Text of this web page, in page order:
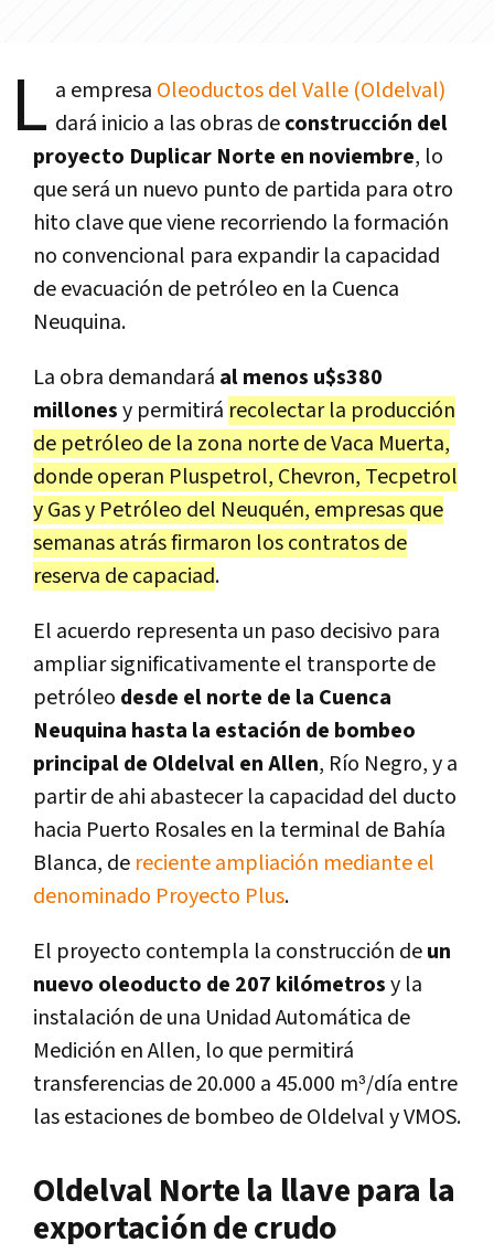
L a empresa Oleoductos del Valle (Oldelval)
dará inicio a las obras deconstrucción del
proyecto Duplicar Norte en noviembre, lo
que será un nuevo punto de partida para otro
hito clave que viene recorriendo la formación
no convencional para expandir la capacidad
de evacuación de petróleo en la Cuenca
Neuquina.
La obra demandará al menos u$s380
millonesy permitirá recolectar la producción
de petróleo de la zona norte de Vaca Muerta,
donde operan Pluspetrol, Chevron, Tecpetrol
y Gas y Petróleo del Neuquén, empresas que
semanas atrás firmaron los contratos de
reserva de capaciad.
El acuerdo representa un paso decisivo para
ampliar significativamente el transporte de
petróleo desde el norte de la Cuenca
Neuquina hasta la estación de bombeo
principal de Oldelval en Allen, Río Negro, y a
partir de ahi abastecer la capacidad del ducto
hacia Puerto Rosales en la terminal de Bahía
Blanca, de reciente ampliación mediante el
denominado Proyecto Plus.
El proyecto contempla la construcción deun
nuevo oleoducto de 207 kilómetrosy la
instalación de una Unidad Automática de
Medición en Allen, lo que permitirá
transferencias de 20.000 a 45.000 m³/día entre
las estaciones de bombeo de Oldelval y VMOS.
Oldelval Norte la llave para la
exportación de crudo